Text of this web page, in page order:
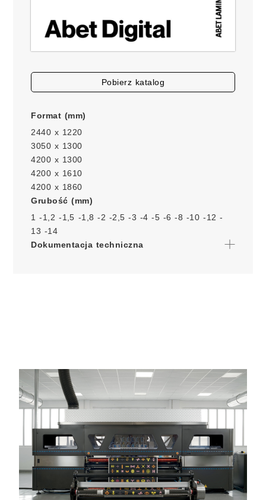
Pobierz katalog
Format (mm)
2440 x 1220
3050 x 1300
4200 x 1300
4200 x 1610
4200 x 1860
Grubość (mm)
1 -1,2 -1,5 -1,8 -2 -2,5 -3 -4 -5 -6 -8 -10 -12 -
13 -14
Dokumentacja techniczna